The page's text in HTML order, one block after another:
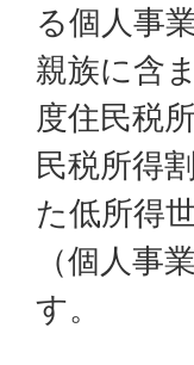
る個人事
親族に含
度住民税
民税所得
た低所得
（個人事
す。